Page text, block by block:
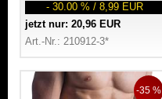
- 30.00 % / 8,99 EUR
jetzt nur: 20,96 EUR
Art.-Nr.: 210912-3*
-35 %